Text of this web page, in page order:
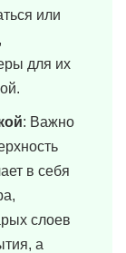
или
для их
: Важно
в себя
слоев
а